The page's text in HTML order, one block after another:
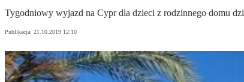
Tygodniowy wyjazd na Cypr dla dzieci z rodzinnego domu
Publikacja: 21.10.2019 12:10